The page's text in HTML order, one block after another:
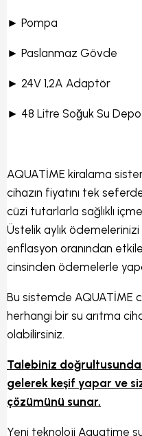
► Pompa
► Paslanmaz Gövde
► 24V 1,2A Adaptör
► 48 Litre Soğuk Su
AQUATİME kiralama
cihazın fiyatını tek
cüzi tutarlarla sağlıklı
Üstelik aylık
enflasyon oranından
cinsinden ödemelerle
Bu sistemde AQUATİME
herhangi bir su arıtma
olabilirsiniz.
Talebiniz
gelerek keşif yapar ve
çözümünü sunar.
Yeni teknoloji Aquatime